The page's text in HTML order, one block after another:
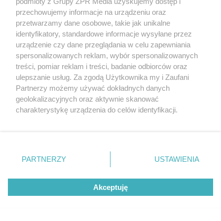
WAKACJE 2026
To najmniejsze kąpielisko w województwie
przechowujemy informacje na urządzeniu oraz
przetwarzamy dane osobowe, takie jak unikalne
identyfikatory, standardowe informacje wysyłane przez
urządzenie czy dane przeglądania w celu zapewniania
spersonalizowanych reklam, wybór spersonalizowanych
treści, pomiar reklam i treści, badanie odbiorców oraz
ulepszanie usług. Za zgodą Użytkownika my i Zaufani
Partnerzy możemy używać dokładnych danych
geolokalizacyjnych oraz aktywnie skanować
charakterystykę urządzenia do celów identyfikacji.
zmienić/wycofać klikając przycisk ustawień prywatności
znajdujący się w lewym dolnym rogu strony
rodzaje przetwarzania danych nie wymagają zgody
użytkownika, ale masz prawo sprzeciwić się takiemu
przetwarzaniu. Preferencje będą miały zastosowanie tylko
PARTNERZY USTAWIENIA
Akceptuję